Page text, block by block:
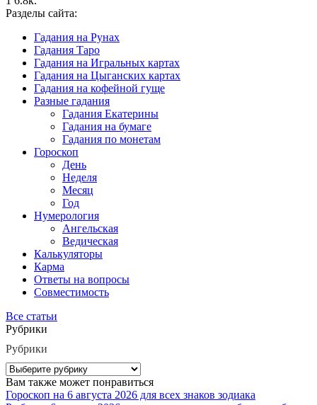
Разделы сайта:
Гадания на Рунах
Гадания Таро
Гадания на Игральных картах
Гадания на Цыганских картах
Гадания на кофейной гуще
Разные гадания
Гадания Екатерины
Гадания на бумаге
Гадания по монетам
Гороскоп
День
Неделя
Месяц
Год
Нумерология
Ангельская
Ведическая
Калькуляторы
Карма
Ответы на вопросы
Совместимость
Все статьи
Рубрики
Рубрики
Вам также может понравиться
Гороскоп на 6 августа 2026 для всех знаков зодиака